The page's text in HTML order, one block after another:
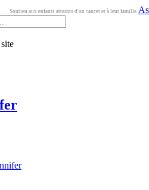
Soutien aux enfants atteints d'un cancer et à leur famille